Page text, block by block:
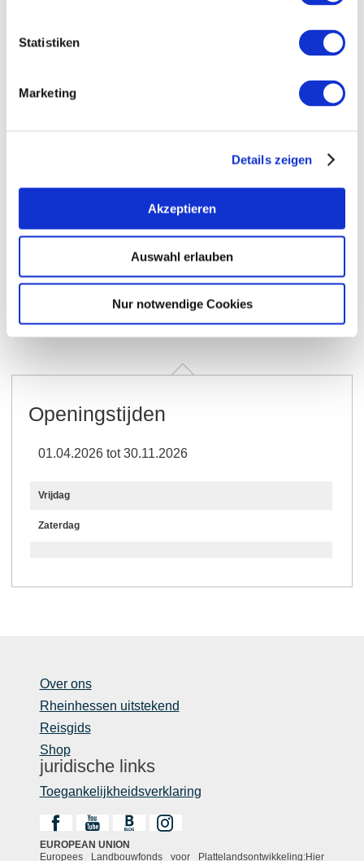
Statistiken
Marketing
Details zeigen
Akzeptieren
Auswahl erlauben
Nur notwendige Cookies
+ 1 meer
Openingstijden Contact
Meer info & Downloads
Openingstijden
01.04.2026 tot 30.11.2026
Vrijdag
Zaterdag
Over ons
Rheinhessen uitstekend
Reisgids
Shop
juridische links
Toegankelijkheidsverklaring
EUROPEAN UNION
Europees Landbouwfonds voor Plattelandsontwikkeling:Hier